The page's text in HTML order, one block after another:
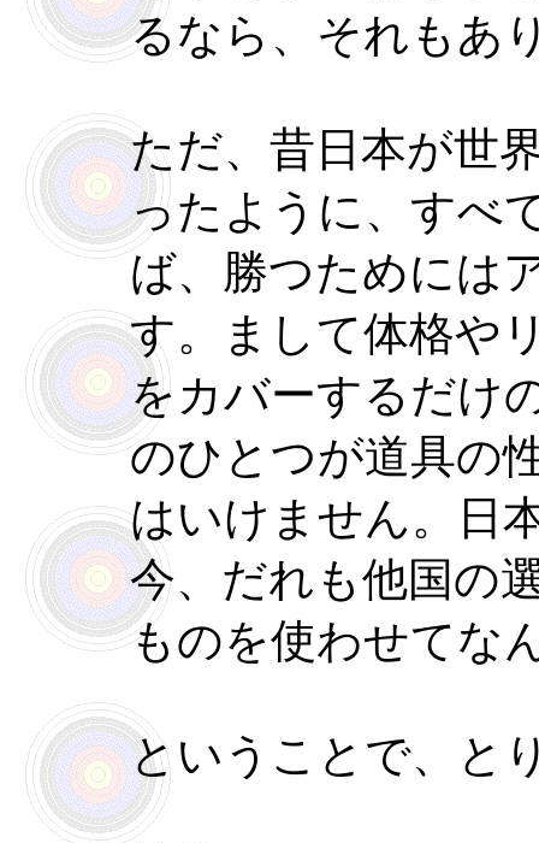
るなら、それもあ
ただ、昔日本が世
ったように、すべ
ば、勝つためには
す。まして体格や
をカバーするだけ
のひとつが道具の
はいけません。日
今、だれも他国の
ものを使わせてな
ということで、と